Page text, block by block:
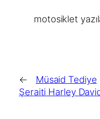
motosiklet
←
Müsaid Tediye
Şeraiti Harley